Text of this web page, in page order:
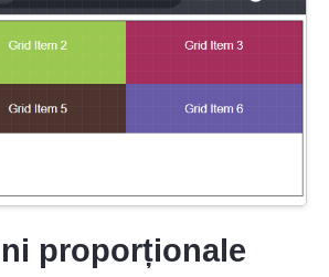
proporționale